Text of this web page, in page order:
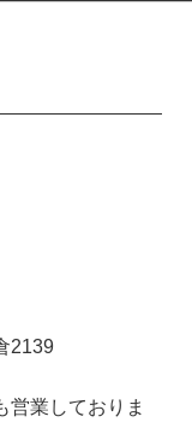
2139
業しておりま